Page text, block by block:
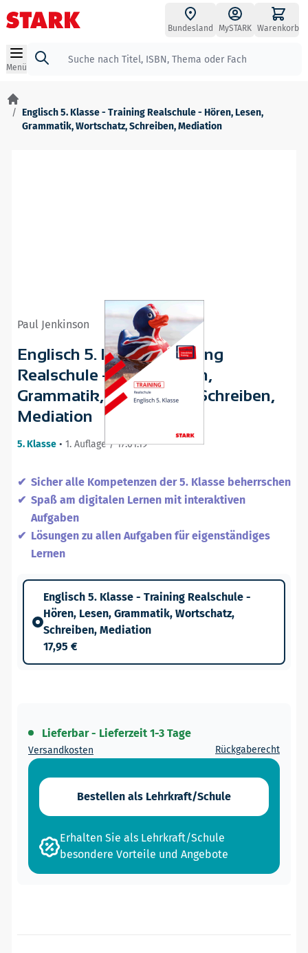
Zum Inhalt springen
Bundesland MySTARK Warenkorb
Menü
Suche
/ Englisch 5. Klasse - Training Realschule - Hören, Lesen,
Grammatik, Wortschatz, Schreiben, Mediation
Paul Jenkinson
Englisch 5. Klasse - Training
Realschule - Hören, Lesen,
Grammatik, Wortschatz, Schreiben,
Mediation
5. Klasse • 1. Auflage / 17.01.19
Sicher alle Kompetenzen der 5. Klasse beherrschen
Spaß am digitalen Lernen mit interaktiven
Aufgaben
Lösungen zu allen Aufgaben für eigenständiges
Lernen
Englisch 5. Klasse - Training Realschule -
Hören, Lesen, Grammatik, Wortschatz,
Schreiben, Mediation
17,95 €
Lieferbar - Lieferzeit 1-3 Tage
Versandkosten Rückgaberecht
Bestellen als Lehrkraft/Schule
Erhalten Sie als Lehrkraft/Schule
besondere Vorteile und Angebote